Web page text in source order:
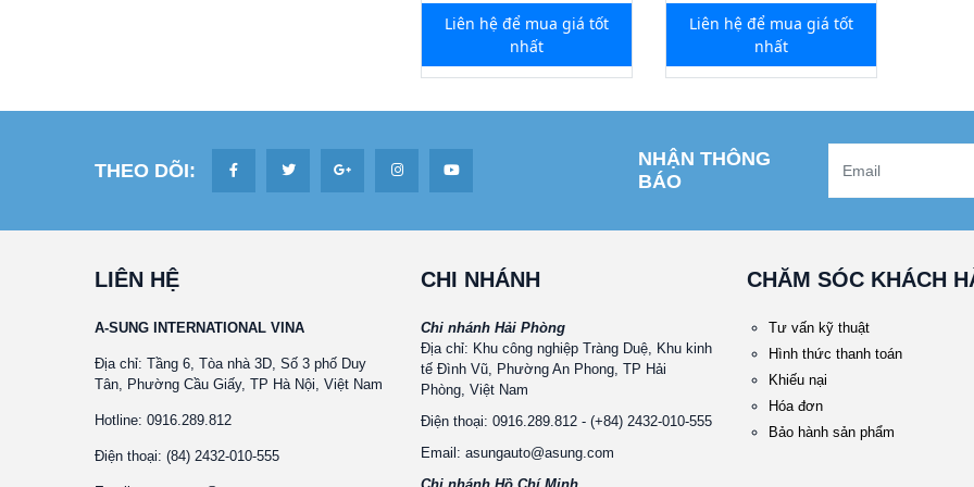
Liên hệ để mua giá tốt
nhất
Liên hệ để mua giá tốt
nhất
THEO DÕI:
NHẬN THÔNG
BÁO
LIÊN HỆ
A-SUNG INTERNATIONAL VINA
Địa chỉ: Tầng 6, Tòa nhà 3D, Số 3 phố Duy
Tân, Phường Cầu Giấy, TP Hà Nội, Việt Nam
Hotline: 0916.289.812
Điện thoại: (84) 2432-010-555
CHI NHÁNH
Chi nhánh Hải Phòng
Địa chỉ: Khu công nghiệp Tràng Duệ, Khu kinh
tế Đình Vũ, Phường An Phong, TP Hải
Phòng, Việt Nam
Điện thoại: 0916.289.812 - (+84) 2432-010-555
Email: asungauto@asung.com
CHĂM SÓC KHÁCH
Tư vấn kỹ thuật
Hình thức thanh toán
Khiếu nại
Hóa đơn
Bảo hành sản phẩm